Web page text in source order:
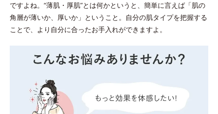
ですよね。“薄肌・厚肌”とは何かというと、簡単に言えば「肌の
角層が薄いか、厚いか」ということ。自分の肌タイプを把握する
ことで、より自分に合ったお手入れができますよ。